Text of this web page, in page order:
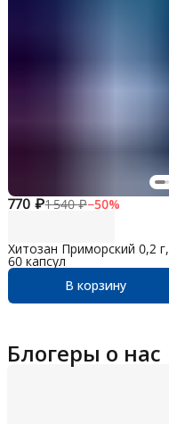
770 ₽1 540 ₽−50%
Хитозан Приморский 0,2 г,
60 капсул
В корзину
Блогеры о нас